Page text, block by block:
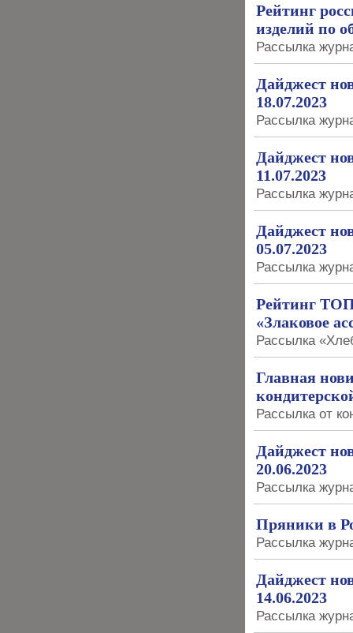
Рейтинг
изделий по
Рассылка
Дайджест
18.07.2023
Рассылка
Дайджест
11.07.2023
Рассылка
Дайджест
05.07.2023
Рассылка
Рейтинг
«Злаковое
Рассылка
Главная
Рассылка от
Дайджест
20.06.2023
Рассылка
Пряники в
Рассылка
Дайджест
14.06.2023
Рассылка